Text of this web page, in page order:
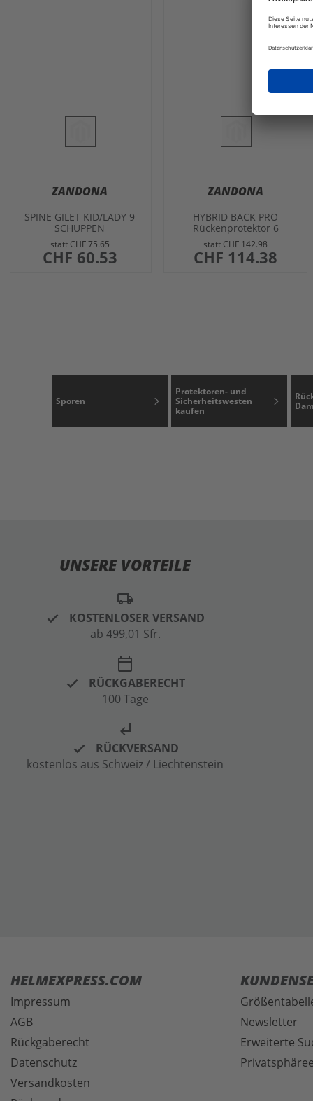
ZANDONA
SPINE GILET KID/LADY 9
SCHUPPEN
statt CHF 75.65
sonderangebot
CHF 60.53
ZANDONA
HYBRID BACK PRO
Rückenprotektor 6
Schuppen
statt CHF 142.98
sonderangebot
CHF 114.38
Sporen
Protektoren- und
Sicherheitswesten
kaufen
UNSERE VORTEILE
local_shipping
KOSTENLOSER VERSAND
ab 499,01 Sfr.
calendar_today
RÜCKGABERECHT
100 Tage
subdirectory_arrow_left
RÜCKVERSAND
kostenlos aus Schweiz / Liechtenstein
HELMEXPRESS.COM
Impressum
AGB
Rückgaberecht
Datenschutz
Versandkosten
Newsletter
Erweiterte